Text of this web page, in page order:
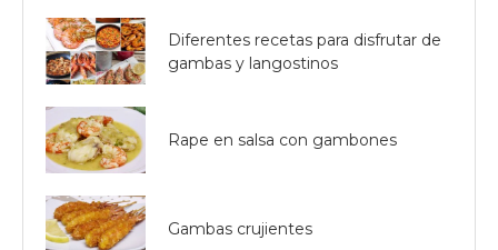
Diferentes recetas para disfrutar de
gambas y langostinos
Rape en salsa con gambones
Gambas crujientes